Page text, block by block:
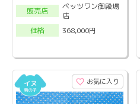
販売店
ペッツワン御殿場
店
価格
368,000円
お気に入り